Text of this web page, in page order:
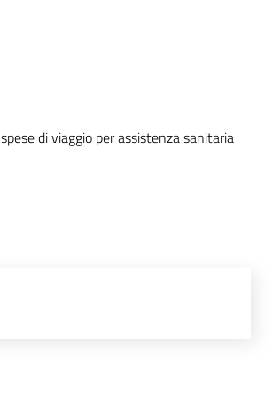
di viaggio per assistenza sanitaria